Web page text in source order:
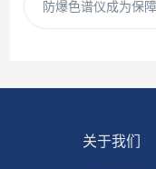
防爆色谱仪成为保
关于我们